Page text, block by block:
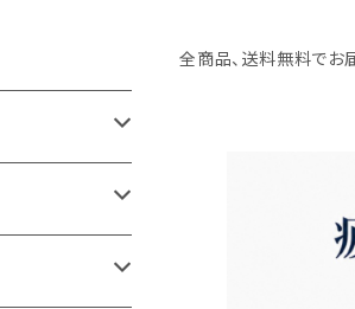
全商品、送料無料でお